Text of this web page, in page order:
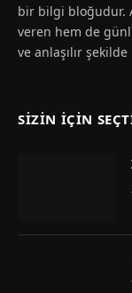
bir bilgi bloğudur.
veren hem de
ve anlaşılır şekilde
SIZIN İÇIN